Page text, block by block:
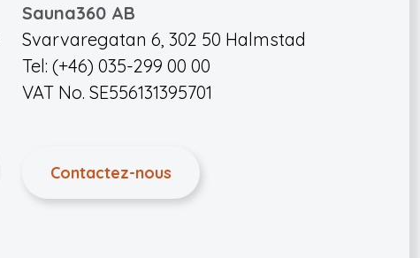
Sauna360 AB
Svarvaregatan 6, 302 50 Halmstad
Tel: (+46) 035-299 00 00
VAT No. SE556131395701
Contactez-nous